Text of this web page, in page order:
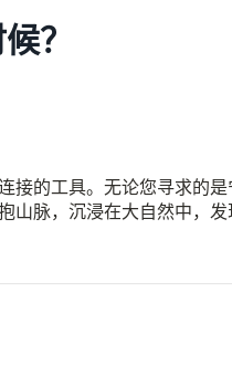
？
接的工具。无论您寻求的是
山脉，沉浸在大自然中，发